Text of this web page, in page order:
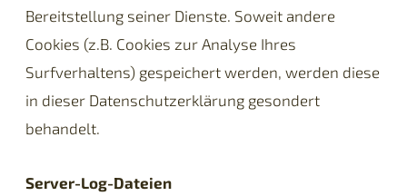
Bereitstellung seiner Dienste. Soweit andere
Cookies (z.B. Cookies zur Analyse Ihres
Surfverhaltens) gespeichert werden, werden diese
in dieser Datenschutzerklärung gesondert
behandelt.
Server-Log-Dateien